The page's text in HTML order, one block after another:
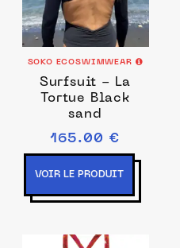
SOKO ECOSWIMWEAR
Surfsuit - La
Tortue Black
sand
165.00 €
VOIR LE PRODUIT